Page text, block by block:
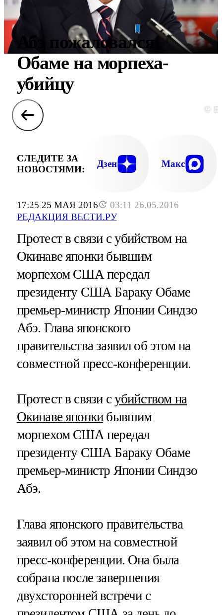
17:25 25 МАЯ 2016
03:11 26.05.2016
РЕДАКЦИЯ ВЕСТИ.РУ
Абэ пожаловался
Обаме на морпеха-
убийцу
©
СЛЕДИТЕ ЗА
НОВОСТЯМИ:
Дзен Макс
Протест в связи с убийством на
Окинаве японки бывшим
морпехом США передал
президенту США Бараку Обаме
премьер-министр Японии Синдзо
Абэ. Глава японского
правительства заявил об этом на
совместной пресс-конференции.
Протест в связи субийством на
Окинаве японкибывшим
морпехом США передал
президенту США Бараку Обаме
премьер-министр Японии Синдзо
Абэ.
Глава японского правительства
заявил об этом на совместной
пресс-конференции. Она была
собрана после завершения
двухсторонней встречи с